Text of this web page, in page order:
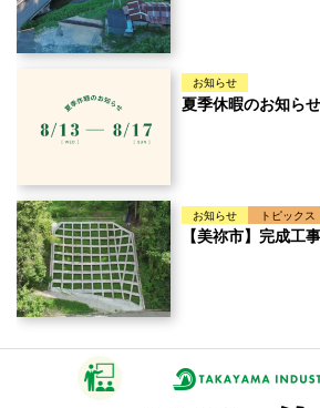
お知らせ
夏季休暇のお知らせ
お知らせ トピックス
【美祢市】完成工